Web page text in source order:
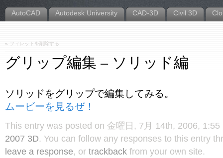
AutoCAD Autodesk University CAD-3D Civil 3D
« フィレットを削除する
グリップ編集 – ソリッド編
ソリッドをグリップで編集してみる。
ムービーを見るぜ！
This entry was posted on 金曜日, 7月 14th, 2006,
2007 3D. You can follow any responses to this entry
leave a response, or trackback from your own site.